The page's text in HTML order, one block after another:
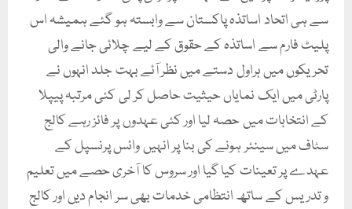
سے ہی اتحاد اساتذہ پاکستان سے وابستہ ہو گئے ہمیشہ اس
پلیٹ فارم سے اساتذہ کے حقوق کے لیے چلائی جانے والی
تحریکوں میں ہراول دستے میں نظر آئے بہت جلد انہوں نے
پارٹی میں ایک نمایاں حیثیت حاصل کر لی کئی مرتبہ پیپلا
کے انتخابات میں حصہ لیا اور کئی عہدوں پر فائز رہے کالج
سٹاف میں سینئر ہونے کی بنا پر انہیں وائس پرنسپل کے
عہدے پر تعینات کیا گیا اور سروس کا آخری حصے میں تعلیم
و تدریس کے ساتھ انتظامی خدمات بھی سر انجام دیں اور کالج